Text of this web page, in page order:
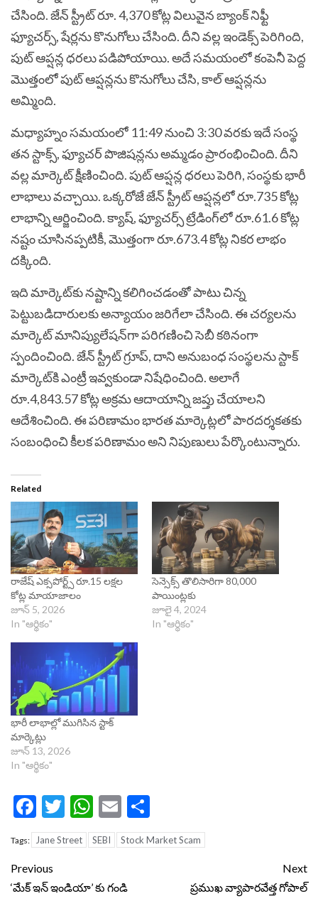
చేసింది. జేన్ స్ట్రీట్ రూ. 4,370 కోట్ల విలువైన బ్యాంక్ నిఫ్టీ
ఫ్యూచర్స్, షేర్లను కొనుగోలు చేసింది. దీని వల్ల ఇండెక్స్ పెరిగింది,
పుట్ ఆప్షన్ల ధరలు పడిపోయాయి. అదే సమయంలో కంపెనీ పెద్ద
మొత్తంలో పుట్ ఆప్షన్లను కొనుగోలు చేసి, కాల్ ఆప్షన్లను
అమ్మింది.
మధ్యాహ్నం సమయంలో 11:49 నుంచి 3:30 వరకు ఇదే సంస్థ
తన స్టాక్స్, ఫ్యూచర్ పొజిషన్లను అమ్మడం ప్రారంభించింది. దీని
వల్ల మార్కెట్ క్షీణించింది. పుట్ ఆప్షన్ల ధరలు పెరిగి, సంస్థకు భారీ
లాభాలు వచ్చాయి. ఒక్కరోజే జేన్ స్ట్రీట్ ఆప్షన్లలో రూ.735 కోట్ల
లాభాన్ని ఆర్జించింది. క్యాష్, ఫ్యూచర్స్ ట్రేడింగ్‌లో రూ.61.6 కోట్ల
నష్టం చూసినప్పటికీ, మొత్తంగా రూ.673.4 కోట్ల నికర లాభం
దక్కింది.
ఇది మార్కెట్‌కు నష్టాన్ని కలిగించడంతో పాటు చిన్న
పెట్టుబడిదారులకు అన్యాయం జరిగేలా చేసింది. ఈ చర్యలను
మార్కెట్ మానిప్యులేషన్‌గా పరిగణించి సెబీ కఠినంగా
స్పందించింది. జేన్ స్ట్రీట్ గ్రూప్, దాని అనుబంధ సంస్థలను స్టాక్
మార్కెట్‌కి ఎంట్రీ ఇవ్వకుండా నిషేధించింది. అలాగే
రూ.4,843.57 కోట్ల అక్రమ ఆదాయాన్ని జప్తు చేయాలని
ఆదేశించింది. ఈ పరిణామం భారత మార్కెట్లలో పారదర్శకతకు
సంబంధించి కీలక పరిణామం అని నిపుణులు పేర్కొంటున్నారు.
Related
రాజేష్ ఎక్సపోర్ట్స్ రూ.15 లక్షల
కోట్ల మాయాజాలం
జూన్ 5, 2026
In "ఆర్థికం"
సెన్సెక్స్ తొలిసారిగా 80,000
పాయింట్లకు
జూలై 4, 2024
In "ఆర్థికం"
భారీ లాభాల్లో ముగిసిన స్టాక్
మార్కెట్లు
జూన్ 13, 2026
In "ఆర్థికం"
Facebook
Twitter
WhatsApp
Email
Tags: Jane Street SEBI Stock Market Scam
Continue
Reading
Previous
‘మేక్‌ ఇన్‌ ఇండియా’ కు గండి
Next
ప్రముఖ వ్యాపారవేత్త గోపాల్‌